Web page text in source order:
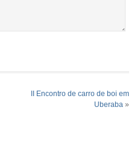
II Encontro de carro de boi em
Uberaba»